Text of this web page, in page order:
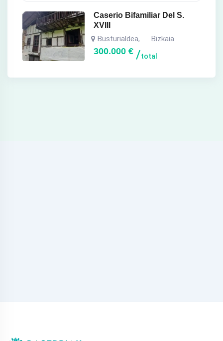
Caserio Bifamiliar Del S.
XVIII
Busturialdea, Bizkaia
300.000€ total